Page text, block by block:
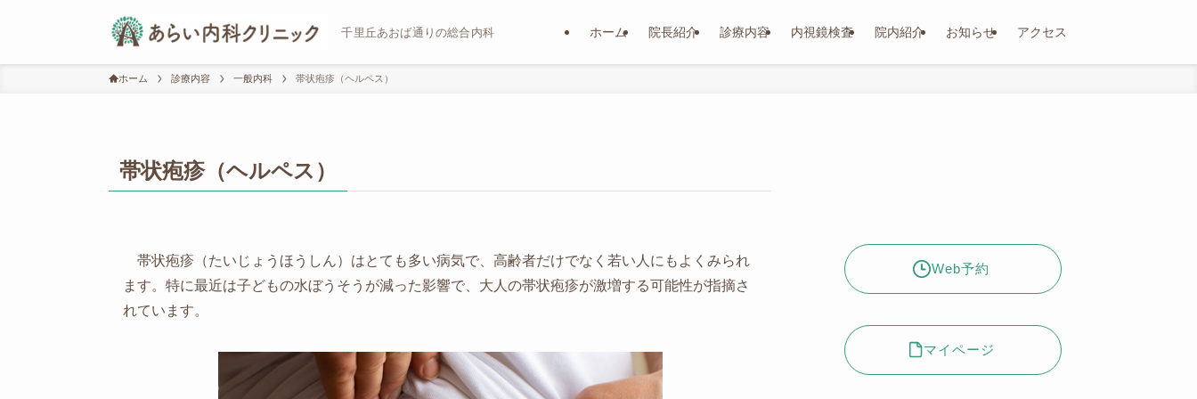
千里丘あおば通りの総合内科 ホーム 院長紹介 診療内容 内視鏡検査 院内紹介 お知らせ アクセス
ホーム 診療内容 一般内科 帯状疱疹（ヘルペス）
帯状疱疹（ヘルペス）
帯状疱疹（たいじょうほうしん）はとても多い病気で、高齢者だけでなく若い人にもよくみられ
ます。特に最近は子どもの水ぼうそうが減った影響で、大人の帯状疱疹が激増する可能性が指摘さ
れています。
Web予約
マイページ